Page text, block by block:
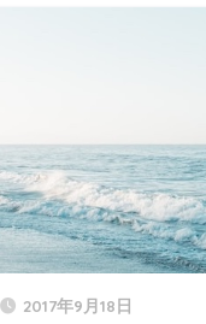
2017年9月18日